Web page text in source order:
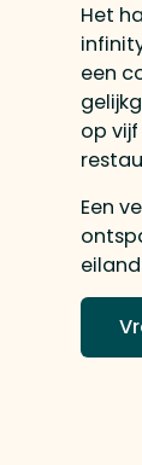
Het
een
op
Een